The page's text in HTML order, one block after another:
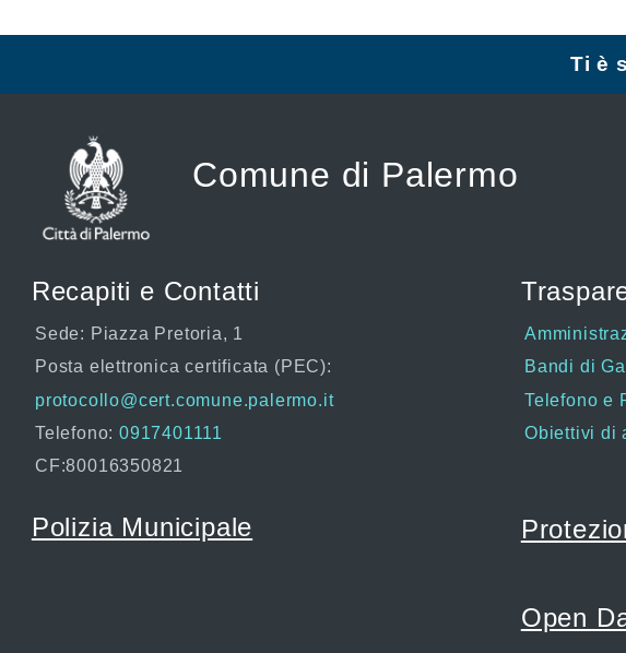
Ti è
Comune di Palermo
Recapiti e Contatti
Sede: Piazza Pretoria, 1
Posta elettronica certificata (PEC):
protocollo@cert.comune.palermo.it
Telefono: 0917401111
CF:80016350821
Polizia Municipale
Bandi di
Telefono e
Obiettivi di
Open